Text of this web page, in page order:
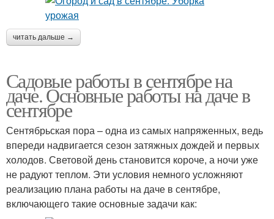
читать дальше →
Садовые работы в сентябре на
даче. Основные работы на даче в
сентябре
Сентябрьская пора – одна из самых напряженных, ведь
впереди надвигается сезон затяжных дождей и первых
холодов. Световой день становится короче, а ночи уже
не радуют теплом. Эти условия немного усложняют
реализацию плана работы на даче в сентябре,
включающего такие основные задачи как: